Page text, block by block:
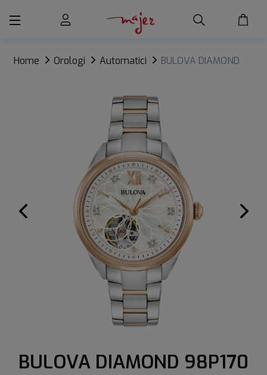
Home Orologi Automatici BULOVA DIAMOND
BULOVA DIAMOND 98P170